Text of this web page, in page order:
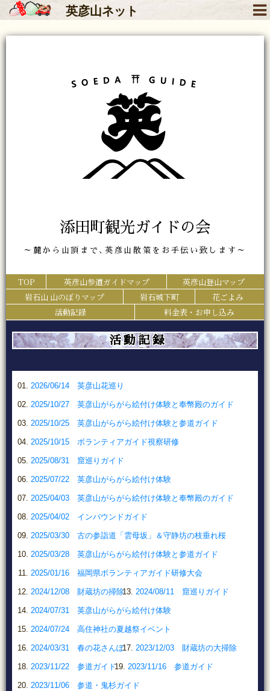
英彦山ネット
添田町観光ガイドの会
～麓から山頂まで､英彦山散策をお手伝い致します～
TOP 英彦山参道ガイドマップ
英彦山登山マップ
岩石山 山のぼりマップ
岩石城下町
花ごよみ
活動記録
料金表・お申し込み
活動記録
2026/06/14 英彦山花巡り
2025/10/27 英彦山がらがら絵付け体験と奉幣殿のガイド
2025/10/25 英彦山がらがら絵付け体験と参道ガイド
2025/10/15 ボランティアガイド視察研修
2025/08/31 窟巡りガイド
2025/07/22 英彦山がらがら絵付け体験
2025/04/03 英彦山がらがら絵付け体験と奉幣殿のガイド
2025/04/02 インバウンドガイド
2025/03/30 古の参詣道「雲母坂」＆守静坊の枝垂れ桜
2025/03/28 英彦山がらがら絵付け体験と参道ガイド
2025/01/16 福岡県ボランティアガイド研修大会
2024/12/08 財蔵坊の掃除 2024/08/11 窟巡りガイド
2024/07/31 英彦山がらがら絵付け体験
2024/07/24 高住神社の夏越祭イベント
2024/03/31 春の花さんぽ 2023/12/03 財蔵坊の大掃除
2023/11/22 参道ガイド 2023/11/16 参道ガイド
2023/11/06 参道・鬼杉ガイド